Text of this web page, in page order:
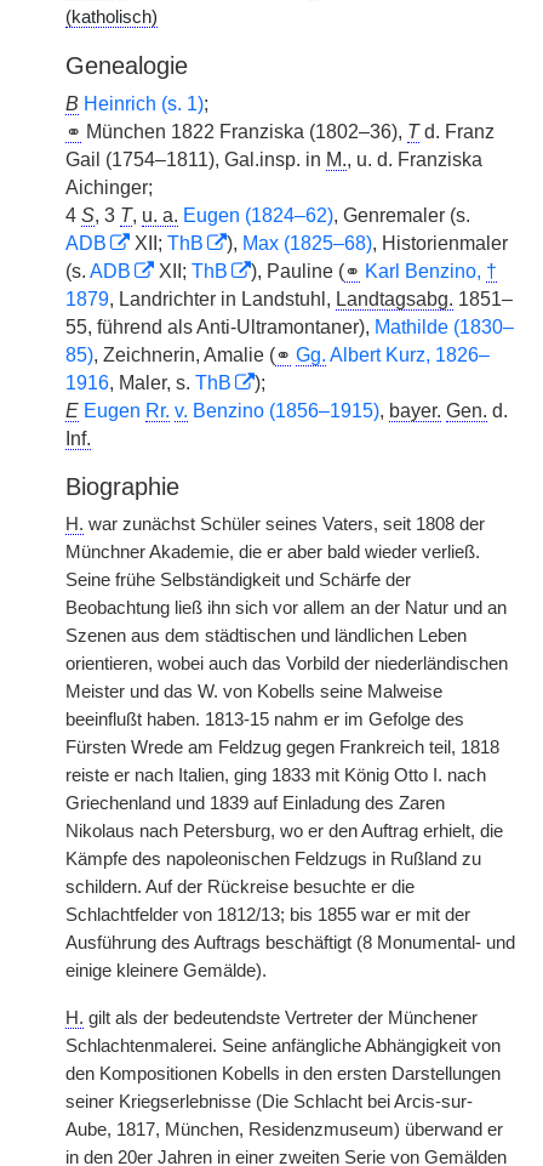
(katholisch)
Genealogie
B Heinrich (s. 1);
⚭ München 1822 Franziska (1802–36), Td. Franz
Gail (1754–1811), Gal.insp. in M., u. d. Franziska
Aichinger;
4 S, 3 T, u. a. Eugen (1824–62), Genremaler (s.
ADB
XII; ThB ), Max (1825–68), Historienmaler
(s. ADB XII; ThB ), Pauline (⚭ Karl Benzino, †
1879, Landrichter in Landstuhl, Landtagsabg. 1851–
55, führend als Anti-Ultramontaner), Mathilde (1830–
85), Zeichnerin, Amalie (⚭ Gg. Albert Kurz, 1826–
1916, Maler, s. ThB
);
E Eugen Rr. v. Benzino (1856–1915), bayer. Gen. d.
Inf.
Biographie
H. war zunächst Schüler seines Vaters, seit 1808 der
Münchner Akademie, die er aber bald wieder verließ.
Seine frühe Selbständigkeit und Schärfe der
Beobachtung ließ ihn sich vor allem an der Natur und an
Szenen aus dem städtischen und ländlichen Leben
orientieren, wobei auch das Vorbild der niederländischen
Meister und das W. von Kobells seine Malweise
beeinflußt haben. 1813-15 nahm er im Gefolge des
Fürsten Wrede am Feldzug gegen Frankreich teil, 1818
reiste er nach Italien, ging 1833 mit König Otto I. nach
Griechenland und 1839 auf Einladung des Zaren
Nikolaus nach Petersburg, wo er den Auftrag erhielt, die
Kämpfe des napoleonischen Feldzugs in Rußland zu
schildern. Auf der Rückreise besuchte er die
Schlachtfelder von 1812/13; bis 1855 war er mit der
Ausführung des Auftrags beschäftigt (8 Monumental- und
einige kleinere Gemälde).
H. gilt als der bedeutendste Vertreter der Münchener
Schlachtenmalerei. Seine anfängliche Abhängigkeit von
den Kompositionen Kobells in den ersten Darstellungen
seiner Kriegserlebnisse (Die Schlacht bei Arcis-sur-
Aube, 1817, München, Residenzmuseum) überwand er
in den 20er Jahren in einer zweiten Serie von Gemälden